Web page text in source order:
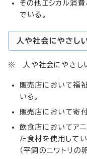
その他エシカル消
でいる。
人や社会にやさし
※ 人や社会にやさしい
販売店において福
いる。
販売店において寄
飲食店においてアニ
た食材を使用して
（平飼のニワトリの